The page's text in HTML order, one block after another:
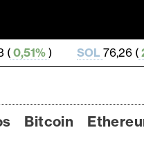
76,26 ( 2,09%) TRX
Bitcoin